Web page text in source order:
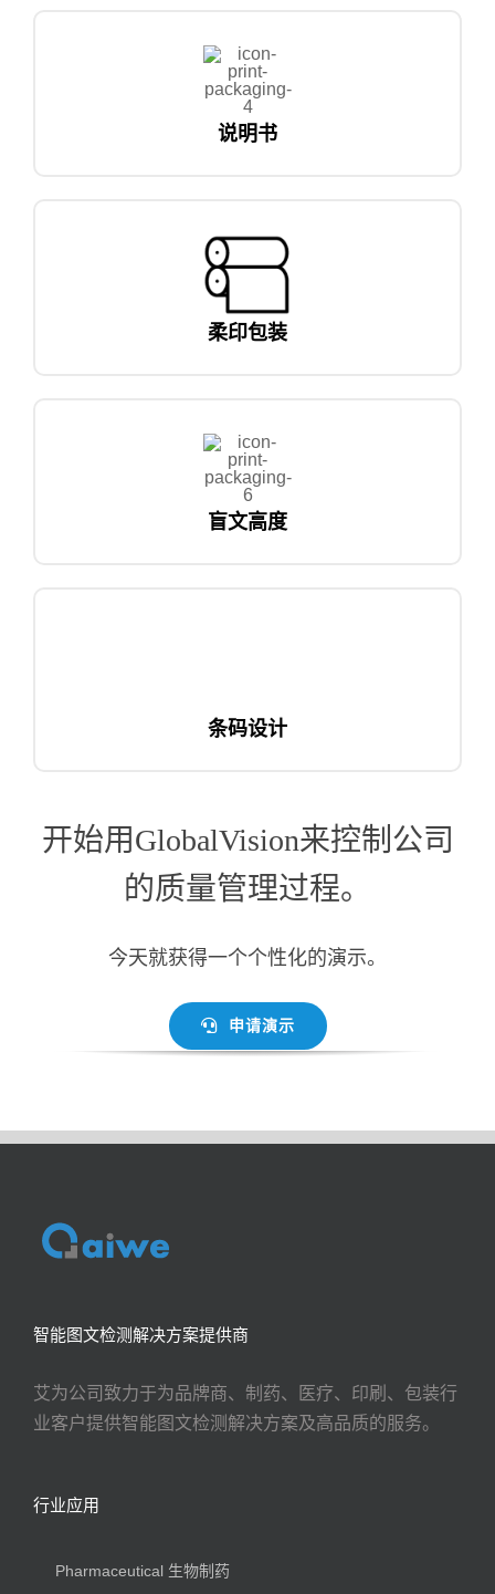
说明书
柔印包装
盲文高度
条码设计
开始用GlobalVision来控制公司
的质量管理过程。
今天就获得一个个性化的演示。
申请演示
智能图文检测解决方案提供商
艾为公司致力于为品牌商、制药、医疗、印刷、包装行
业客户提供智能图文检测解决方案及高品质的服务。
行业应用
Pharmaceutical 生物制药